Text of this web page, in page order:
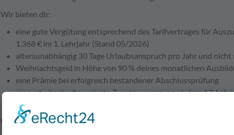
Wir bieten dir:
eine gute Vergütung entsprechend des Tarifvertrages für
1.368 € im 1. Lehrjahr (Stand 05/2026)
altersunabhängig 30 Tage Urlaubsanspruch pro Jahr und
Weihnachtsgeld in Höhe von 90 % deines monatlichen
eine Prämie bei erfolgreich bestandener Abschlussprüfung
eine arbeitgeberfinanzierte Zusatzversorgung ab dem 17.
gute Chancen auf die Übernahme in ein Arbeitsverhältnis nach
Weitere Einblicke erhältst du auf unserem lndeed-Profil unter